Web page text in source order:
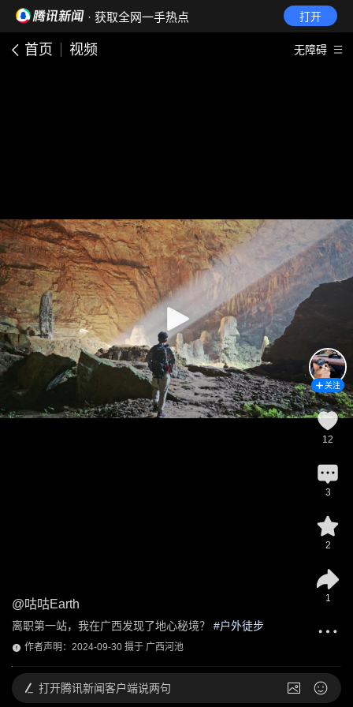
· 获取全网一手热点 打开
首页 视频 无障碍
@咕咕Earth
离职第一站，我在广西发现了地心秘境？ #户外徒步
作者声明：2024-09-30 摄于 广西河池
关注
12
3
2
1
打开腾讯新闻客户端说两句